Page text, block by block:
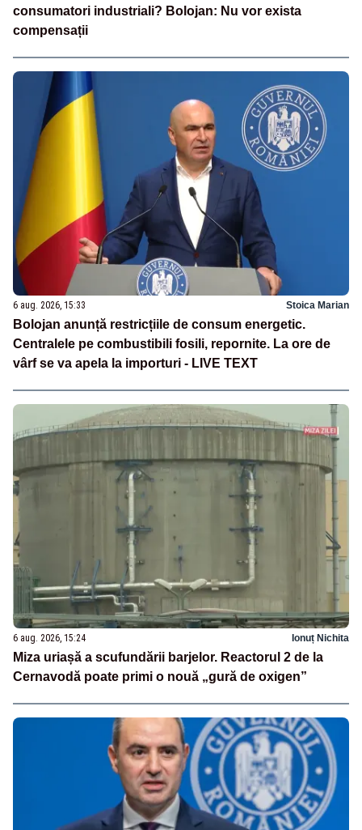
consumatori industriali? Bolojan: Nu vor exista
compensații
6 aug. 2026, 15:33 Stoica Marian
Bolojan anunță restricțiile de consum energetic.
Centralele pe combustibili fosili, repornite. La ore de
vârf se va apela la importuri - LIVE TEXT
6 aug. 2026, 15:24 Ionuț Nichita
Miza uriașă a scufundării barjelor. Reactorul 2 de la
Cernavodă poate primi o nouă „gură de oxigen”